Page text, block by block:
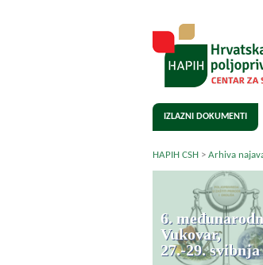
IZLAZNI DOKUMENTI
HAPIH CSH > Arhiva
6.
Vukovar,
27.-29. svibnja